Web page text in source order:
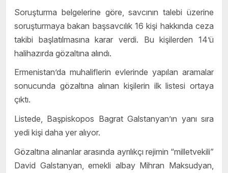
Soruşturma belgelerine göre, savcının talebi üzerine
soruşturmaya bakan başsavcılık 16 kişi hakkında ceza
takibi başlatılmasına karar verdi. Bu kişilerden 14’ü
halihazırda gözaltına alındı.
Ermenistan’da muhaliflerin evlerinde yapılan aramalar
sonucunda gözaltına alınan kişilerin ilk listesi ortaya
çıktı.
Listede, Başpiskopos Bagrat Galstanyan’ın yanı sıra
yedi kişi daha yer alıyor.
Gözaltına alınanlar arasında ayrılıkçı rejimin “milletvekili”
David Galstanyan, emekli albay Mihran Maksudyan,